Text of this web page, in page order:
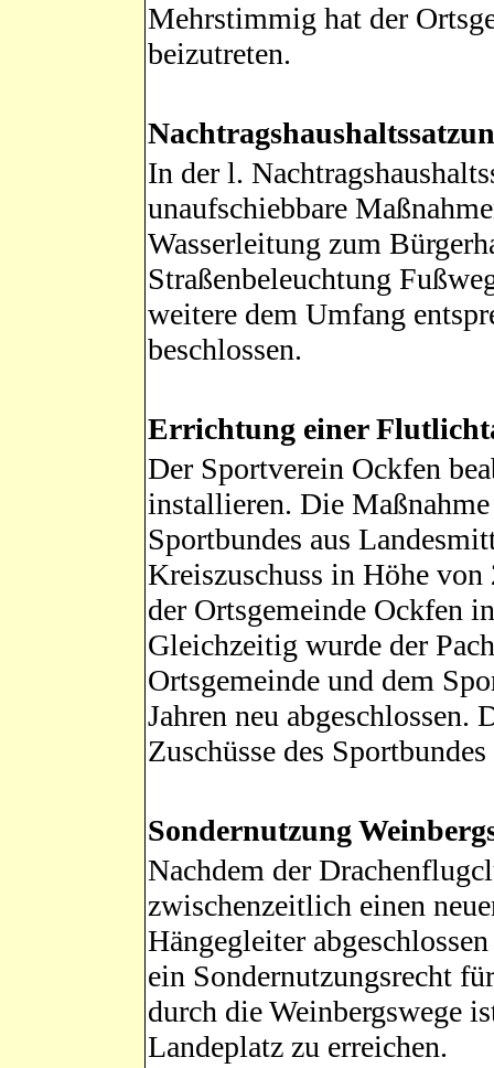
Mehrstimmig hat der
beizutreten.
In der l.
unaufschiebbare
Wasserleitung zum
Straßenbeleuchtung
weitere dem Umfang
beschlossen.
Errichtung einer
Der Sportverein Ockfen
installieren. Die
Sportbundes aus
Kreiszuschuss in Höhe
der Ortsgemeinde Ockfen
Gleichzeitig wurde der
Ortsgemeinde und dem
Jahren neu abgeschlossen.
Zuschüsse des
Sondernutzung
Nachdem der
zwischenzeitlich einen
Hängegleiter
ein Sondernutzungsrecht
durch die Weinbergswege
Landeplatz zu erreichen.